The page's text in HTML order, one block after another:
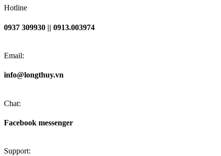
Hotline
0937 309930 || 0913.003974
Email:
info@longthuy.vn
Chat:
Facebook messenger
Support: